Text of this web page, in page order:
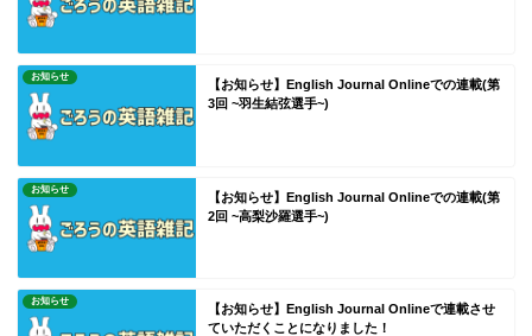
お知らせ
【お知らせ】English Journal Onlineでの連載(第
3回 ~羽生結弦選手~)
お知らせ
【お知らせ】English Journal Onlineでの連載(第
2回 ~高梨沙羅選手~)
お知らせ
【お知らせ】English Journal Onlineで連載させ
ていただくことになりました！